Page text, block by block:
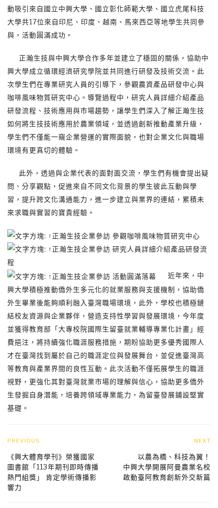
動吸引來自國立中興大學、國立彰化師範大學、國立虎尾科技
大學共17位來自印尼、印度、越南、馬來西亞等地學生共同參
與，活動圓滿成功。
正瀚生技與中興大學合作多年並建立了穩固的關係，協助中
興大學成立循環經濟研究學院並共同進行研發及技術交流。此
次學生們在專業研究人員的引導下，參觀農資產品研發中心與
咖啡風味物質研究中心。導覽過程中，研究人員詳細介紹產品
研發流程、技術應用與市場趨勢，讓學生們深入了解正瀚生技
如何將生技技術應用於農業領域，並透過創新推動產業升級，
學生們不僅能一窺企業營運的實際面貌，也對企業文化與職場
環境有更真切的體驗。
此外，透過與企業代表的面對面交流，學生們有機會提出疑
問、分享觀點，促進來自不同文化背景的學生彼此互動與學
習，提升跨文化溝通能力，進一步建立與業界的連結，累積未
來求職與實習的寶貴經驗。
近年來，中
興大學積極推動僑外生多元化的就業服務與支援機制，協助僑
外生畢業後能夠順利融入臺灣職場環境，此外，學校也積極鏈
結校友資源與企業夥伴，營造支持性學習與發展環境，今年度
並獲得教育部「大專校院國際生留臺就業輔導專業化計畫」經
費挹注，將持續強化職涯服務措施，期盼協助更多優秀國際人
才在臺灣找到屬於自己的職涯定位與發展舞台，並促進臺灣高
等教育與產業界間的良性互動。此次活動不僅拓展學生的職涯
視野，更強化其對臺灣就業市場的理解與信心，協助更多僑外
生發掘自身潛能，培養跨領域專業能力，為留臺發展鋪設堅實
基礎。
PREVIOUS
《興大體育學刊》榮獲國家
圖書館「113年期刊即時傳播
熱門組獎」 肯定學術傳播影
響力
NEXT
以農為橋、科技為翼！
中興大學開展阿曼農業名校
啟動臺阿教育創新外交新篇